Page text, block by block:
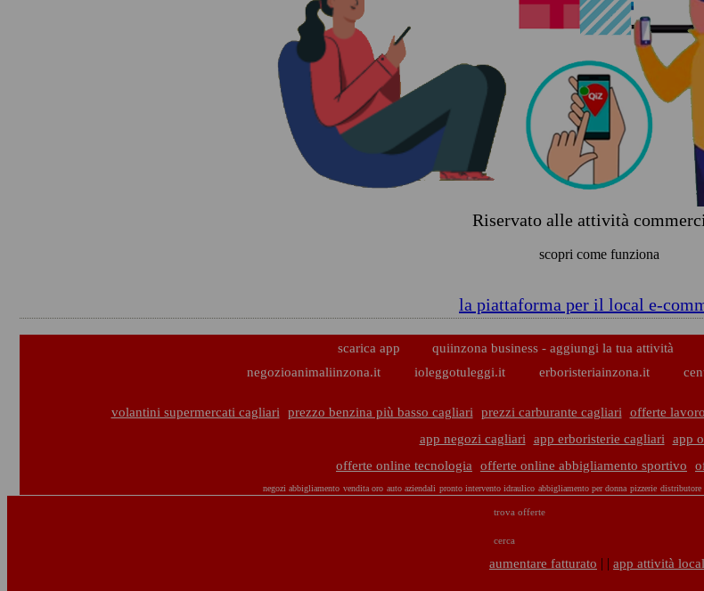
Riservato alle attività
scopri come funziona
la piattaforma per il local e-
scarica app quiinzona business - aggiungi la tua attività
negozioanimaliinzona.it
ioleggotuleggi.it erboristeriainzona.it
volantini supermercati cagliari prezzo benzina più basso cagliari prezzi carburante cagliari offerte
app negozi cagliari
app erboristerie cagliari
app
offerte online tecnologia
offerte online abbigliamento sportivo
negozi abbigliamento vendita oro auto aziendali pronto intervento idraulico abbigliamento per donna pizzerie distributore
trova offerte
cerca
aumentare fatturato | | app attività